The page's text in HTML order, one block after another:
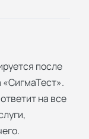
после
«СигмаТест».
на все